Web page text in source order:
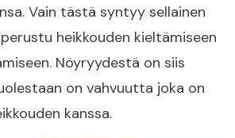
Vain tästä syntyy sellainen
heikkouden kieltämiseen
Nöyryydestä on siis
on vahvuutta joka on
kanssa.